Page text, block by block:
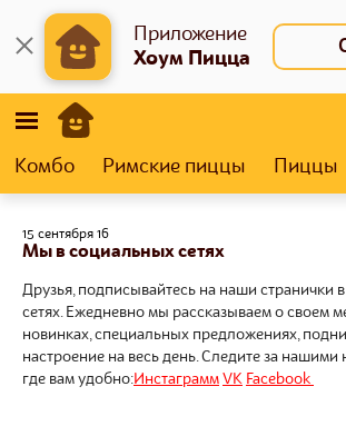
Приложение
Хоум Пицца
Комбо Римские пиццы Пиццы
15 сентября 16
Мы в социальных сетях
Друзья, подписывайтесь на наши странички
сетях. Ежедневно мы рассказываем о своем
новинках, специальных предложениях,
настроение на весь день. Следите за нашими
где вам удобно:Инстаграмм VK Facebook